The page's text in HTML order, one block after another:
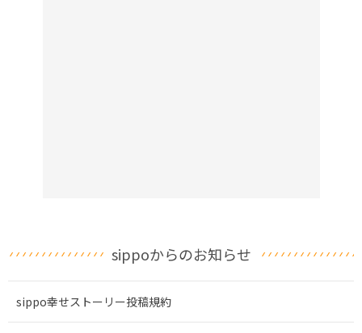
sippoからのお知らせ
sippo幸せストーリー投稿規約